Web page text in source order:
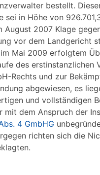
bestellt.
sei in Höhe von
August 2007 Klage
vor dem Landgericht
Mai 2009 erfolgtem
des
Rechts und zur
abgewiesen, es
und vollständigen
mit dem Anspruch der
4 GmbHG
richten sich die